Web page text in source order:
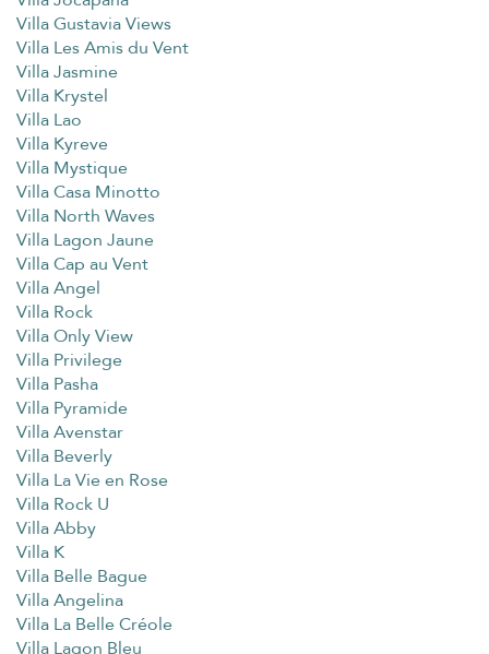
Villa Gustavia Views
Villa Les Amis du Vent
Villa Jasmine
Villa Krystel
Villa Lao
Villa Kyreve
Villa Mystique
Villa Casa Minotto
Villa North Waves
Villa Lagon Jaune
Villa Cap au Vent
Villa Angel
Villa Rock
Villa Only View
Villa Privilege
Villa Pasha
Villa Pyramide
Villa Avenstar
Villa Beverly
Villa La Vie en Rose
Villa Rock U
Villa Abby
Villa K
Villa Belle Bague
Villa Angelina
Villa La Belle Créole
Villa Lagon Bleu